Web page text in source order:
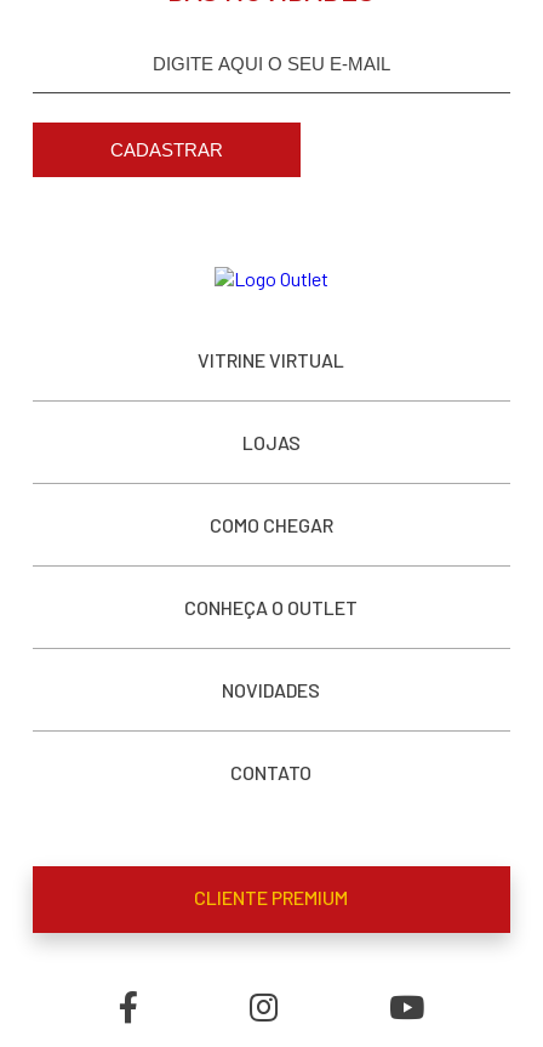
CADASTRAR
VITRINE VIRTUAL
LOJAS
COMO CHEGAR
CONHEÇA O OUTLET
NOVIDADES
CONTATO
CLIENTE PREMIUM